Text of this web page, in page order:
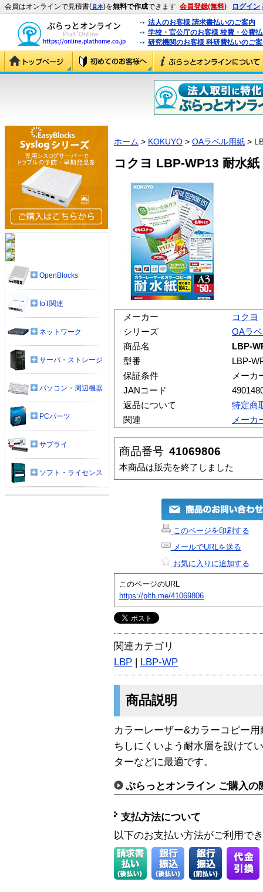
会員はオンラインで見積書(見本)を無料で作成できます 会員登録(無料) ログイン
法人のお客様 請求書払いのご案内
学校・官公庁のお客様 校費・公費
研究機関のお客様 科研費払いのご
ホーム > KOKUYO > OAラベル用紙 >
コクヨ LBP-WP13 耐水
メーカー
コクヨ
シリーズ
OAラ
商品名
LBP-
型番
LBP-
保証条件
メーカ
JANコード
返品について
特定商
関連
メーカ
商品番号 41069806
本商品は販売を終了しました
このページを印刷する
メールでURLを送る
お気に入りに追加する
このページのURL
https://plth.me/41069806
関連カテゴリ
LBP | LBP-WP
商品説明
カラーレーザー&カラーコピー
ちしにくいよう耐水層を設けて
ターなどに最適です。
ぷらっとオンライン ご購入の
支払方法について
以下のお支払い方法がご利用で
OpenBlocks
IoT関連
ネットワーク
サーバ・ストレージ
パソコン・周辺機器
PCパーツ
サプライ
ソフト・ライセンス